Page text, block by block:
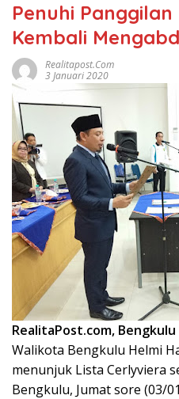
Penuhi
Kembali
Realitapost.com
3 Januari 2020
RealitaPost.com, Bengkulu
Walikota Bengkulu Helmi
menunjuk Lista Cerlyviera
Bengkulu, Jumat sore (03/